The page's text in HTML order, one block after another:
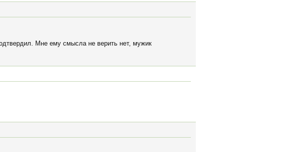
Мне ему смысла не верить нет, мужик